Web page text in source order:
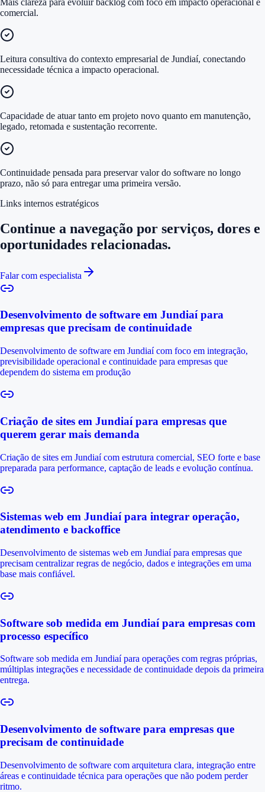
comercial.
Leitura consultiva do contexto empresarial de Jundiaí, conectando
necessidade técnica a impacto operacional.
Capacidade de atuar tanto em projeto novo quanto em manutenção,
legado, retomada e sustentação recorrente.
Continuidade pensada para preservar valor do software no longo
prazo, não só para entregar uma primeira versão.
Links internos estratégicos
Continue a navegação por serviços, dores e
oportunidades relacionadas.
Falar com especialista
Desenvolvimento de software em Jundiaí para
empresas que precisam de continuidade
Desenvolvimento de software em Jundiaí com foco em integração,
previsibilidade operacional e continuidade para empresas que
dependem do sistema em produção
Criação de sites em Jundiaí para empresas que
querem gerar mais demanda
Criação de sites em Jundiaí com estrutura comercial, SEO forte e base
preparada para performance, captação de leads e evolução contínua.
Sistemas web em Jundiaí para integrar operação,
atendimento e backoffice
Desenvolvimento de sistemas web em Jundiaí para empresas que
precisam centralizar regras de negócio, dados e integrações em uma
base mais confiável.
Software sob medida em Jundiaí para empresas com
processo específico
Software sob medida em Jundiaí para operações com regras próprias,
múltiplas integrações e necessidade de continuidade depois da primeira
entrega.
Desenvolvimento de software para empresas que
precisam de continuidade
Desenvolvimento de software com arquitetura clara, integração entre
áreas e continuidade técnica para operações que não podem perder
ritmo.